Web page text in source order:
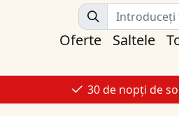
Oferte Saltele
30 de nopți de